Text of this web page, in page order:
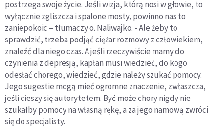
postrzega swoje życie. Jeśli wizja, którą nosi w głowie, to
wyłącznie zgliszcza i spalone mosty, powinno nas to
zaniepokoic – tłumaczy o. Naliwajko. - Ale żeby to
sprawdzić, trzeba podjąć ciężar rozmowy z człowiekiem,
znaleźć dla niego czas. A jeśli rzeczywiście mamy do
czynienia z depresją, kapłan musi wiedzieć, do kogo
odesłać chorego, wiedzieć, gdzie należy szukać pomocy.
Jego sugestie mogą mieć ogromne znaczenie, zwłaszcza,
jeśli cieszy się autorytetem. Być może chory nigdy nie
szukałby pomocy na własną rękę, a za jego namową zwróci
się do specjalisty.